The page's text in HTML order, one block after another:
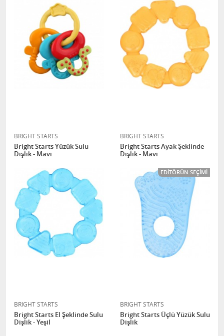
BRIGHT STARTS
Bright Starts Yüzük Sulu
Dişlik - Mavi
BRIGHT STARTS
Bright Starts Ayak Şeklinde
Dişlik - Mavi
EDITÖRÜN SEÇIMI
BRIGHT STARTS
Bright Starts El Şeklinde Sulu
Dişlik - Yeşil
BRIGHT STARTS
Bright Starts Üçlü Yüzük Sulu
Dişlik